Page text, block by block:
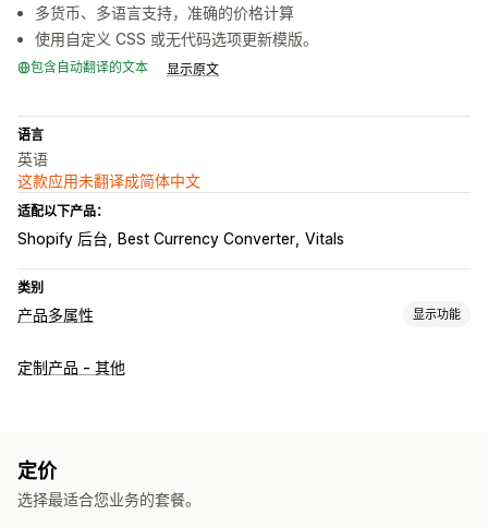
多货币、多语言支持，准确的价格计算
使用自定义 CSS 或无代码选项更新模版。
包含自动翻译的文本 显示原文
语言
英语
这款应用未翻译成简体中文
适配以下产品：
Shopify 后台 Best Currency Converter Vitals
类别
产品多属性 显示功能
自定义
定价
批量定价 条件定价 自定义定价
定制产品 - 其他
定价
选择最适合您业务的套餐。